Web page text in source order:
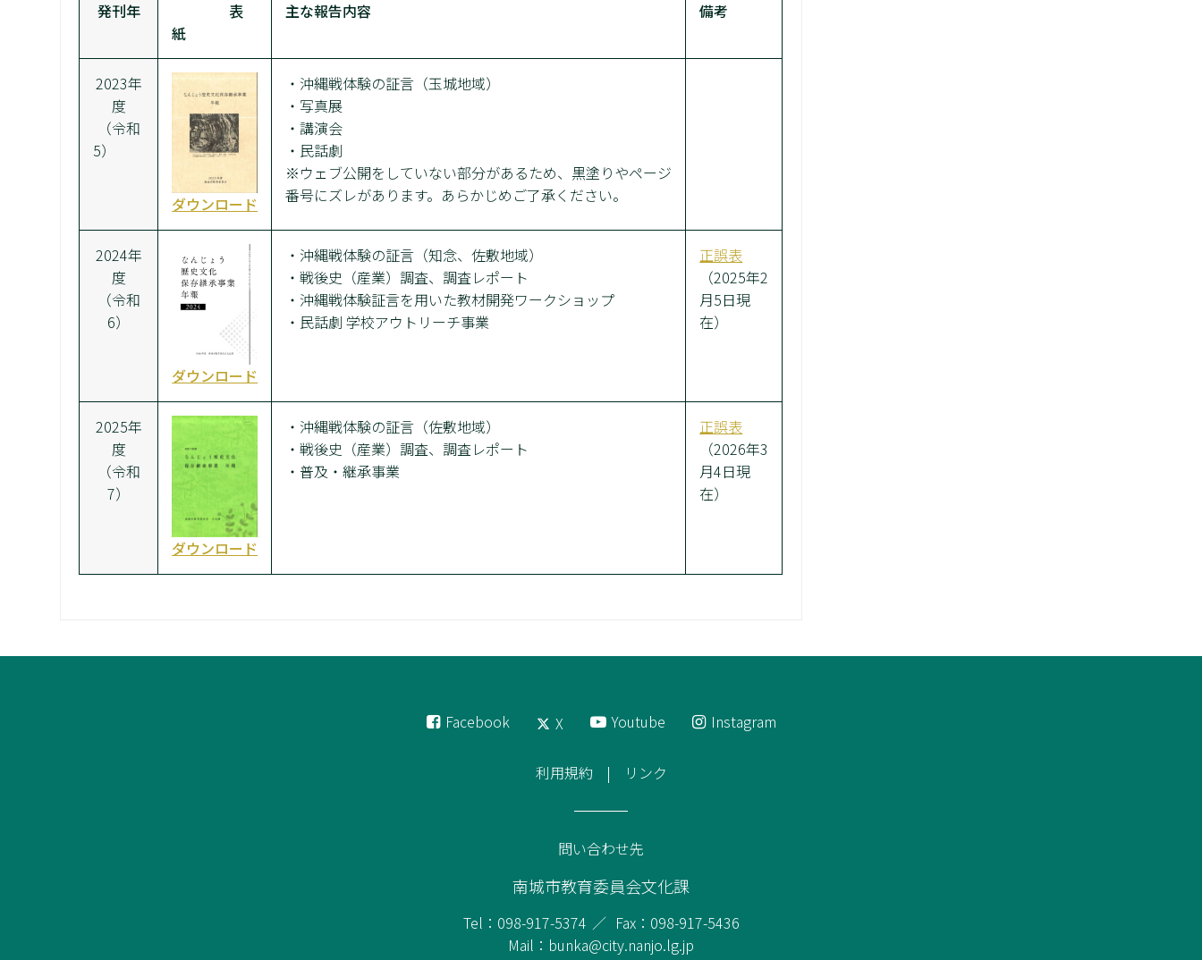
発刊年
表
紙
主な報告内容 備考
2023年
度
（令和
5）
ダウンロード
・沖縄戦体験の証言（玉城地域）
・写真展
・講演会
・民話劇
※ウェブ公開をしていない部分があるため、黒塗りやページ
番号にズレがあります。あらかじめご了承ください。
2024年
度
（令和
6）
ダウンロード
・沖縄戦体験の証言（知念、佐敷地域）
・戦後史（産業）調査、調査レポート
・沖縄戦体験証言を用いた教材開発ワークショップ
・民話劇 学校アウトリーチ事業
正誤表
（2025年2
月5日現
在）
2025年
度
（令和
7）
ダウンロード
・沖縄戦体験の証言（佐敷地域）
・戦後史（産業）調査、調査レポート
・普及・継承事業
正誤表
（2026年3
月4日現
在）
Facebook X Youtube Instagram
利用規約 リンク
問い合わせ先
南城市教育委員会文化課
Tel：098-917-5374
Fax：098-917-5436
Mail：bunka@city.nanjo.lg.jp